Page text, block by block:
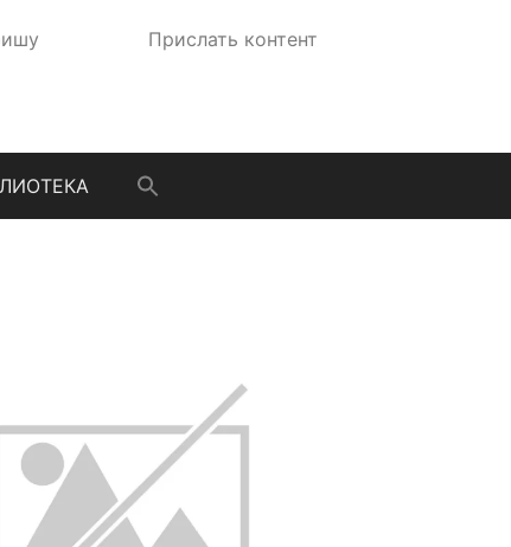
Прислать контент